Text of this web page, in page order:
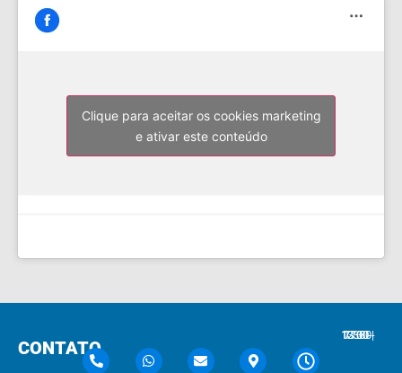
Clique para aceitar os cookies marketing
e ativar este conteúdo
CONTATO
7:30 - 12:00 | 13:30 - 17:30